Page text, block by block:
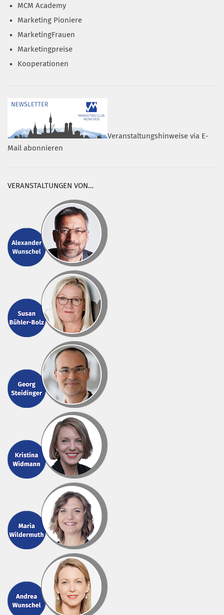
MCM Academy
Marketing Pioniere
MarketingFrauen
Marketingpreise
Kooperationen
Veranstaltungshinweise via E-
Mail abonnieren
VERANSTALTUNGEN VON…